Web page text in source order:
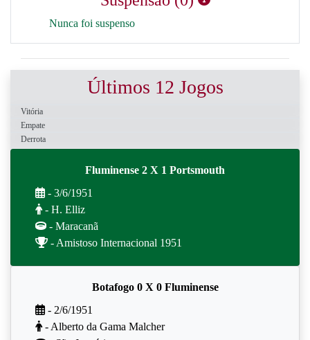
Nunca foi suspenso
Últimos 12 Jogos
Vitória
Empate
Derrota
Fluminense 2 X 1 Portsmouth
- 3/6/1951
- H. Elliz
- Maracanã
- Amistoso Internacional 1951
Botafogo 0 X 0 Fluminense
- 2/6/1951
- Alberto da Gama Malcher